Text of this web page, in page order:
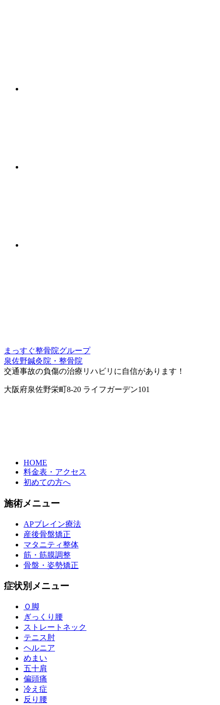
まっすぐ整骨院グループ
泉佐野鍼灸院・整骨院
交通事故の負傷の治療リハビリに自信があります！
大阪府泉佐野栄町8-20 ライフガーデン101
HOME
料金表・アクセス
初めての方へ
施術メニュー
APブレイン療法
産後骨盤矯正
マタニティ整体
筋・筋膜調整
骨盤・姿勢矯正
症状別メニュー
Ｏ脚
ぎっくり腰
ストレートネック
テニス肘
ヘルニア
めまい
五十肩
偏頭痛
冷え症
反り腰